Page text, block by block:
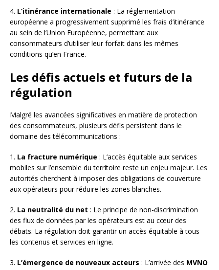
4. L’itinérance internationale : La réglementation
européenne a progressivement supprimé les frais d’itinérance
au sein de l’Union Européenne, permettant aux
consommateurs d’utiliser leur forfait dans les mêmes
conditions qu’en France.
Les défis actuels et futurs de la
régulation
Malgré les avancées significatives en matière de protection
des consommateurs, plusieurs défis persistent dans le
domaine des télécommunications :
1. La fracture numérique : L’accès équitable aux services
mobiles sur l’ensemble du territoire reste un enjeu majeur. Les
autorités cherchent à imposer des obligations de couverture
aux opérateurs pour réduire les zones blanches.
2. La neutralité du net : Le principe de non-discrimination
des flux de données par les opérateurs est au cœur des
débats. La régulation doit garantir un accès équitable à tous
les contenus et services en ligne.
3. L’émergence de nouveaux acteurs : L’arrivée des MVNO